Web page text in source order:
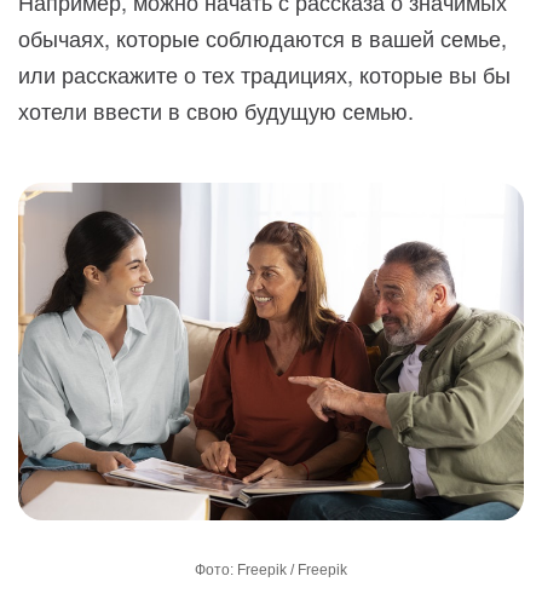
обычаях, которые соблюдаются в вашей семье,
или расскажите о тех традициях, которые вы бы
хотели ввести в свою будущую семью.
Фото: Freepik / Freepik